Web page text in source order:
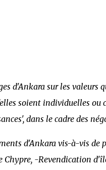
d'Ankara sur les valeurs
soient individuelles ou
dans le cadre des
d'Ankara vis-à-vis de
-Revendication